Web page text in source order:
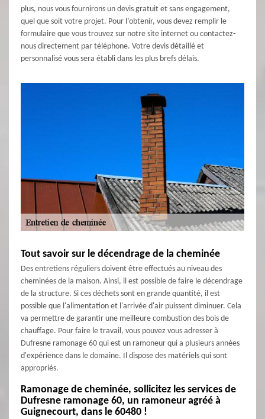
plus, nous vous fournirons un devis gratuit et sans engagement,
quel que soit votre projet. Pour l’obtenir, vous devez remplir le
formulaire que vous trouvez sur notre site internet ou contactez-
nous directement par téléphone. Votre devis détaillé et
personnalisé vous sera établi dans les plus brefs délais.
Tout savoir sur le décendrage de la cheminée
Des entretiens réguliers doivent être effectués au niveau des
cheminées de la maison. Ainsi, il est possible de faire le décendrage
de la structure. Si ces déchets sont en grande quantité, il est
possible que l'alimentation et l'arrivée d'air puissent diminuer. Cela
va permettre de garantir une meilleure combustion des bois de
chauffage. Pour faire le travail, vous pouvez vous adresser à
Dufresne ramonage 60 qui est un ramoneur qui a plusieurs années
d'expérience dans le domaine. Il dispose des matériels qui sont
appropriés.
Ramonage de cheminée, sollicitez les services de
Dufresne ramonage 60, un ramoneur agréé à
Guignecourt, dans le 60480 !